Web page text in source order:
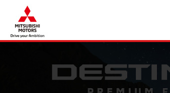
Dekstop Banner 1